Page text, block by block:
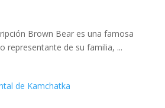
Brown Bear es una famosa
representante de su familia, ...